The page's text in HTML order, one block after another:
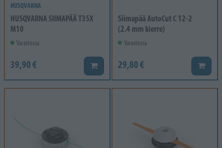
HUSQVARNA
HUSQVARNA SIIMAPÄÄ T35X
M10
Varastossa
39,90 € Lisää koriin
Siimapää AutoCut C 12-2
(2.4 mm kierre)
Varastossa
29,80 € Lisää